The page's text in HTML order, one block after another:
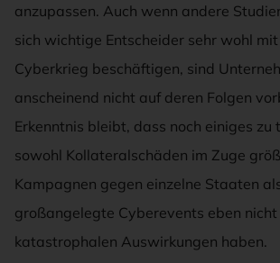
anzupassen. Auch wenn andere
sich wichtige Entscheider sehr wohl
Cyberkrieg beschäftigen, sind
anscheinend nicht auf deren Folgen
Erkenntnis bleibt, dass noch einiges zu
sowohl Kollateralschäden im Zuge
Kampagnen gegen einzelne Staaten
großangelegte Cyberevents eben nicht
katastrophalen Auswirkungen haben.